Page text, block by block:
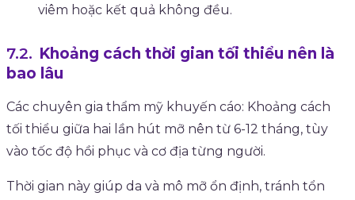
viêm hoặc kết quả không đều.
Khoảng cách thời gian tối thiểu nên là
bao lâu
Các chuyên gia thẩm mỹ khuyến cáo: Khoảng cách
tối thiểu giữa hai lần hút mỡ nên từ 6-12 tháng, tùy
vào tốc độ hồi phục và cơ địa từng người.
Thời gian này giúp da và mô mỡ ổn định, tránh tổn